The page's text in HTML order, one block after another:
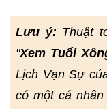
Lưu ý: Thuật
"Xem Tuổi
Lịch Vạn Sự
có một cá